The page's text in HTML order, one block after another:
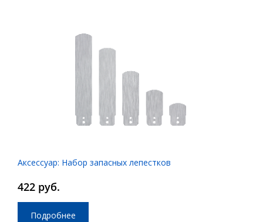
Аксессуар: Набор запасных лепестков
422 руб.
Подробнее